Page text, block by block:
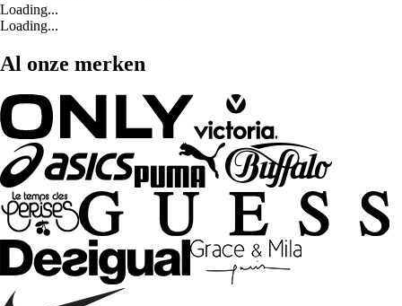
Loading...
Loading...
Al onze merken